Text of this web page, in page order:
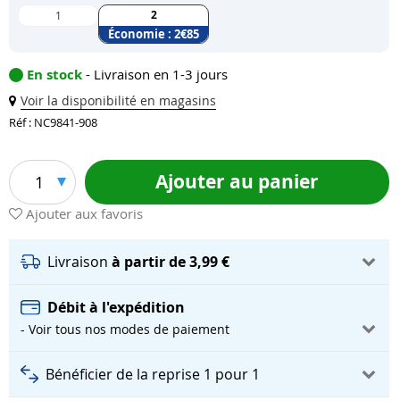
1 2
Économie : 2€85
En stock - Livraison en 1-3 jours
Voir la disponibilité en magasins
Réf : NC9841-908
1 Ajouter au panier
Ajouter aux favoris
Livraison à partir de 3,99 €
Débit à l'expédition
- Voir tous nos modes de paiement
Bénéficier de la reprise 1 pour 1